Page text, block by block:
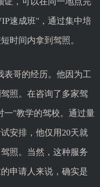
速成班"，通过集中培
时间内拿到驾照。
表哥的经历。他因为工
照。在咨询了多家驾
一"教学的驾校。通过量
安排，他仅用20天就
照。当然，这种服务
申请人来说，确实是